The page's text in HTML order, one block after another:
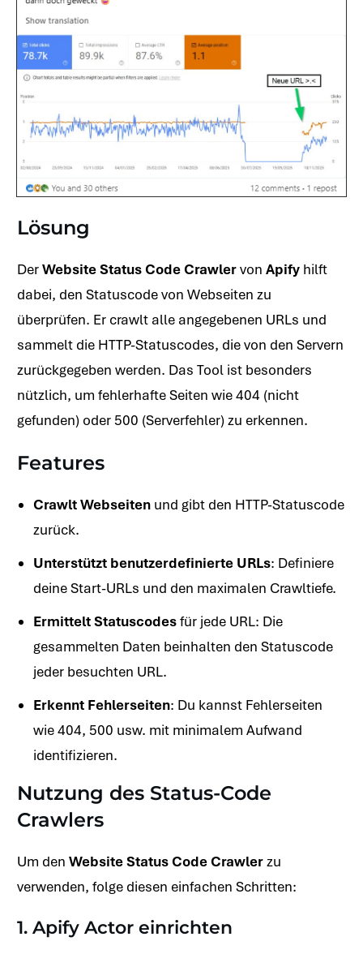
Lösung
DerWebsite Status Code Crawlervon Apify hilft
dabei, den Statuscode von Webseiten zu
überprüfen. Er crawlt alle angegebenen URLs und
sammelt die HTTP-Statuscodes, die von den Servern
zurückgegeben werden. Das Tool ist besonders
nützlich, um fehlerhafte Seiten wie 404 (nicht
gefunden) oder 500 (Serverfehler) zu erkennen.
Features
Crawlt Webseiten und gibt den HTTP-Statuscode
zurück.
Unterstützt benutzerdefinierte URLs: Definiere
deine Start-URLs und den maximalen Crawltiefe.
Ermittelt Statuscodesfür jede URL: Die
gesammelten Daten beinhalten den Statuscode
jeder besuchten URL.
Erkennt Fehlerseiten: Du kannst Fehlerseiten
wie 404, 500 usw. mit minimalem Aufwand
identifizieren.
Nutzung des Status-Code
Crawlers
Um den Website Status Code Crawlerzu
verwenden, folge diesen einfachen Schritten:
1. Apify Actor einrichten